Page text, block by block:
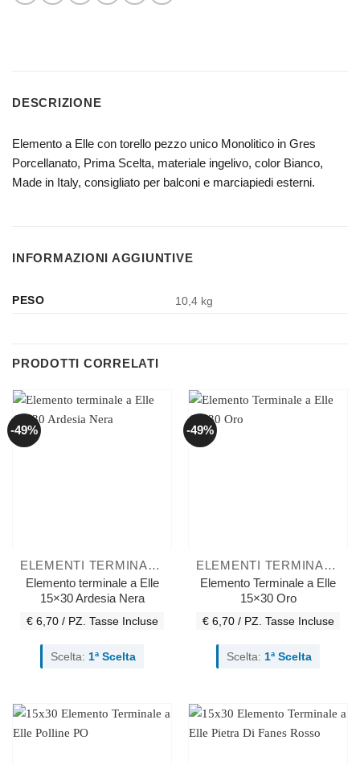
DESCRIZIONE
Elemento a Elle con torello pezzo unico Monolitico in Gres
Porcellanato, Prima Scelta, materiale ingelivo, color Bianco,
Made in Italy, consigliato per balconi e marciapiedi esterni.
INFORMAZIONI AGGIUNTIVE
PESO 10,4 kg
PRODOTTI CORRELATI
-49%
ELEMENTI TERMINALI A ELLE
Elemento terminale a Elle
15×30 Ardesia Nera
€ 6,70 / PZ. Tasse Incluse
Scelta: 1ª Scelta
-49%
ELEMENTI TERMINALI A ELLE
Elemento Terminale a Elle
15×30 Oro
€ 6,70 / PZ. Tasse Incluse
Scelta: 1ª Scelta